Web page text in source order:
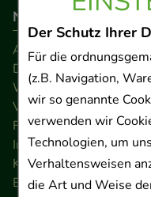
Der Schutz Ihrer
Für die
(z.B. Navigation,
wir so genannte
verwenden wir
Technologien, um
Verhaltensweisen
die Art und Weise
Navigation
AGB
Datenschutz
Widerrufsrecht
Versandkosten
FAQ
Impressum
Kontakt